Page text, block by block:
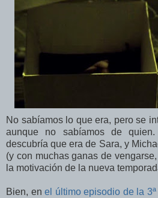
No sabíamos lo que era, pero se
aunque no sabíamos de
descubría que era de Sara, y
(y con muchas ganas de
la motivación de la nueva
Bien, enel último episodio de la 3ª